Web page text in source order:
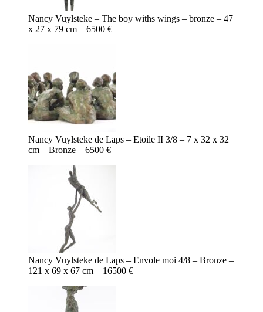
Nancy Vuylsteke – The boy withs wings – bronze – 47
x 27 x 79 cm – 6500 €
Nancy Vuylsteke de Laps – Etoile II 3/8 – 7 x 32 x 32
cm – Bronze – 6500 €
Nancy Vuylsteke de Laps – Envole moi 4/8 – Bronze –
121 x 69 x 67 cm – 16500 €